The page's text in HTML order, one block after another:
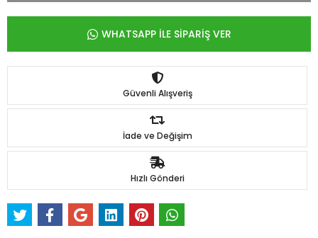
WHATSAPP İLE SİPARİŞ VER
Güvenli Alışveriş
İade ve Değişim
Hızlı Gönderi